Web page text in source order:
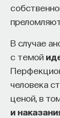
В случае
с темой
человека
ценой, в
и